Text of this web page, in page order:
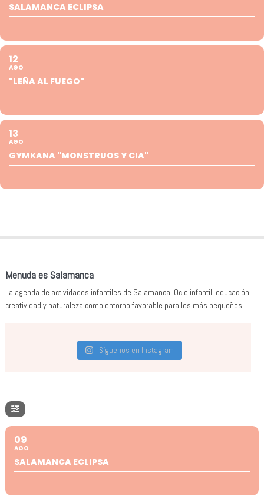
SALAMANCA ECLIPSA
12
AGO
"LEÑA AL FUEGO"
13
AGO
GYMKANA "MONSTRUOS Y CIA"
Menuda es Salamanca
La agenda de actividades infantiles de Salamanca. Ocio infantil, educación,
creatividad y naturaleza como entorno favorable para los más pequeños.
Síguenos en Instagram
09
AGO
SALAMANCA ECLIPSA